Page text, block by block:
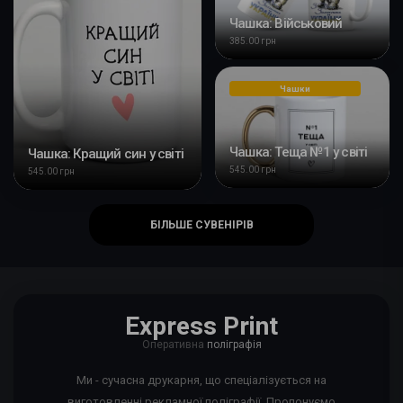
Чашка: Кращий син у світі
545.00 грн
Чашка: Військовий
385.00 грн
Чашки
Чашка: Теща №1 у світі
545.00 грн
БІЛЬШЕ СУВЕНІРІВ
Express Print
Оперативна поліграфія
Ми - сучасна друкарня, що спеціалізується на